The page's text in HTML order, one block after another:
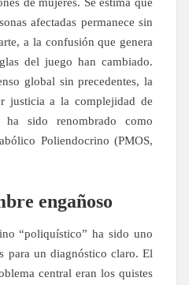
afectadas permanece sin
a la confusión que genera
del juego han cambiado.
global sin precedentes, la
justicia a la complejidad de
sido renombrado como
Poliendocrino (PMOS,
engañoso
“poliquístico” ha sido uno
para un diagnóstico claro. El
central eran los quistes